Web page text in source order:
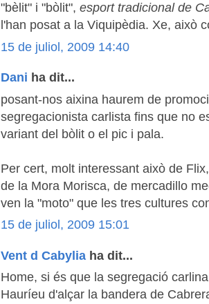
"bèlit" i "bòlit", esport tradicional de
l'han posat a la Viquipèdia. Xe, això
15 de juliol, 2009 14:40
Dani ha dit...
posant-nos aixina haurem de
segregacionista carlista fins que no
variant del bòlit o el pic i pala.
Per cert, molt interessant això de
de la Mora Morisca, de mercadillo
ven la "moto" que les tres cultures
15 de juliol, 2009 15:01
Vent d Cabylia ha dit...
Home, si és que la segregació
Hauríeu d'alçar la bandera de